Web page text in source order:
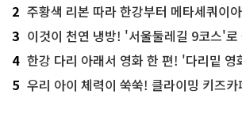
2 주황색 리본 따라 한강부터 메타세쿼이아 숲길까
3 이것이 천연 냉방! '서울둘레길 9코스'로
4 한강 다리 아래서 영화 한 편! '다리밑 영
5 우리 아이 체력이 쑥쑥! 클라이밍 키즈카